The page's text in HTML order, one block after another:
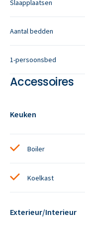
Slaapplaatsen
Aantal bedden
1-persoonsbed
Accessoires
Keuken
Boiler
Koelkast
Exterieur/Interieur